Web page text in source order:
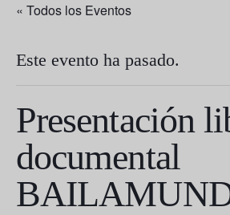
« Todos los Eventos
Este evento ha pasado.
Presentación
documental